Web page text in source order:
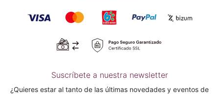
Suscríbete a nuestra newsletter
¿Quieres estar al tanto de las últimas novedades y eventos de